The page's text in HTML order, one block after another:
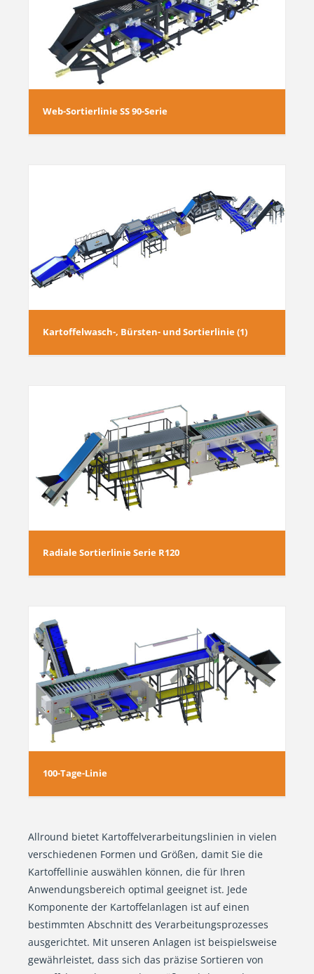
Web-Sortierlinie SS 90-Serie
Kartoffelwasch-, Bürsten- und Sortierlinie (1)
Radiale Sortierlinie Serie R120
100-Tage-Linie
Allround bietet Kartoffelverarbeitungslinien in vielen
verschiedenen Formen und Größen, damit Sie die
Kartoffellinie auswählen können, die für Ihren
Anwendungsbereich optimal geeignet ist. Jede
Komponente der Kartoffelanlagen ist auf einen
bestimmten Abschnitt des Verarbeitungsprozesses
ausgerichtet. Mit unseren Anlagen ist beispielsweise
gewährleistet, dass sich das präzise Sortieren von